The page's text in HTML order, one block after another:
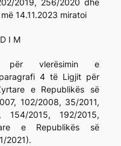
2019, 256/2020 dhe
14.11.2023 miratoi
I M
për vlerësimin e
4 të Ligjit për
e Republikës së
102/2008, 35/2011,
154/2015, 192/2015,
e Republikës së
2021).